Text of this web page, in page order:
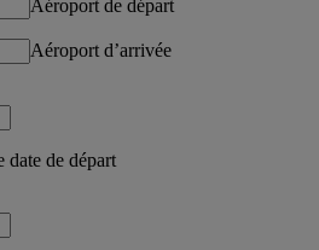
Aéroport de départ
Aéroport d’arrivée
de départ